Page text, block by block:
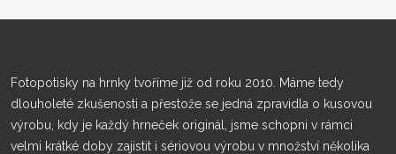
Fotopotisky na hrnky tvoříme již od roku 2010. Máme tedy
dlouholeté zkušenosti a přestože se jedná zpravidla o kusovou
výrobu, kdy je každý hrneček originál, jsme schopni v rámci
velmi krátké doby zajistit i sériovou výrobu v množství několika